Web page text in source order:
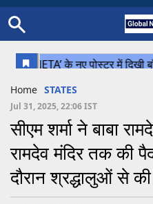
Uttar Pradesh
Chhattisgarh
Bihar
Uttrakhand
Cricket
Football
Home STATES
Jul 31, 2025, 22:06 IST
सीएम शर्मा ने बाबा
रामदेव मंदिर तक की
दौरान श्रद्धालुओं से